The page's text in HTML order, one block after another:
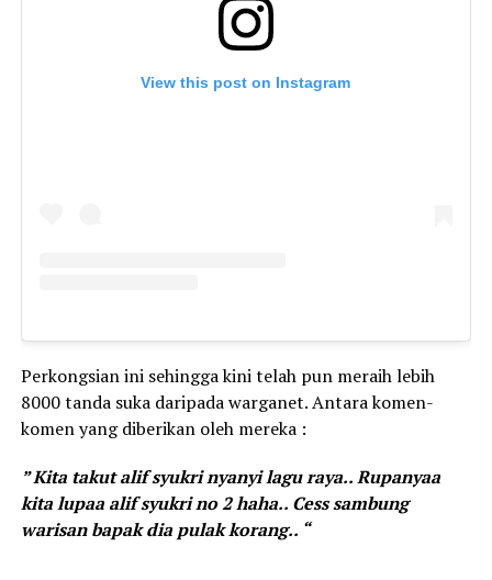
View this post on Instagram
Perkongsian ini sehingga kini telah pun meraih lebih
8000 tanda suka daripada warganet. Antara komen-
komen yang diberikan oleh mereka :
” Kita takut alif syukri nyanyi lagu raya.. Rupanyaa
kita lupaa alif syukri no 2 haha.. Cess sambung
warisan bapak dia pulak korang.. “